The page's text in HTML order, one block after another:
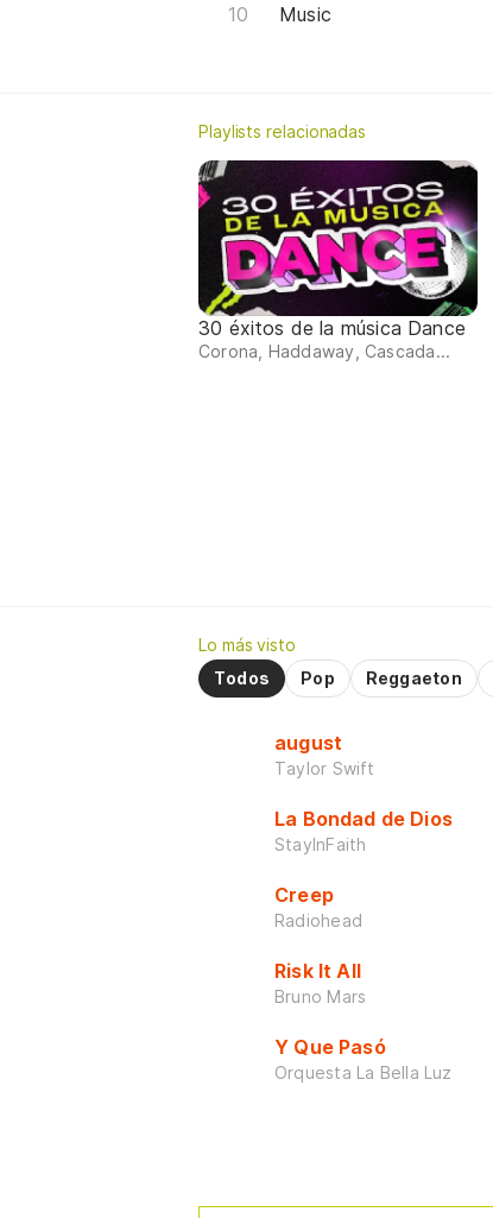
Music
Playlists relacionadas
30 éxitos de la música Dance
Corona, Haddaway, Cascada...
Lo más visto
Todos
Pop Reggaeton
august
Taylor Swift
La Bondad de Dios
StayInFaith
Creep
Radiohead
Risk It All
Bruno Mars
Y Que Pasó
Orquesta La Bella Luz